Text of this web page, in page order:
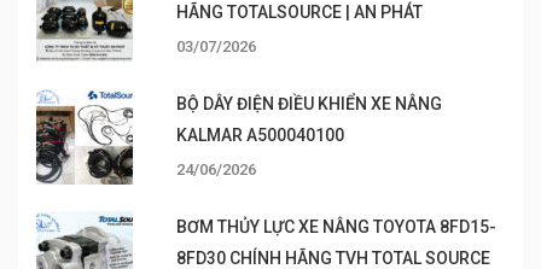
HÃNG TOTALSOURCE | AN PHÁT
03/07/2026
BỘ DÂY ĐIỆN ĐIỀU KHIỂN XE NÂNG
KALMAR A500040100
24/06/2026
BƠM THỦY LỰC XE NÂNG TOYOTA 8FD15-
8FD30 CHÍNH HÃNG TVH TOTAL SOURCE